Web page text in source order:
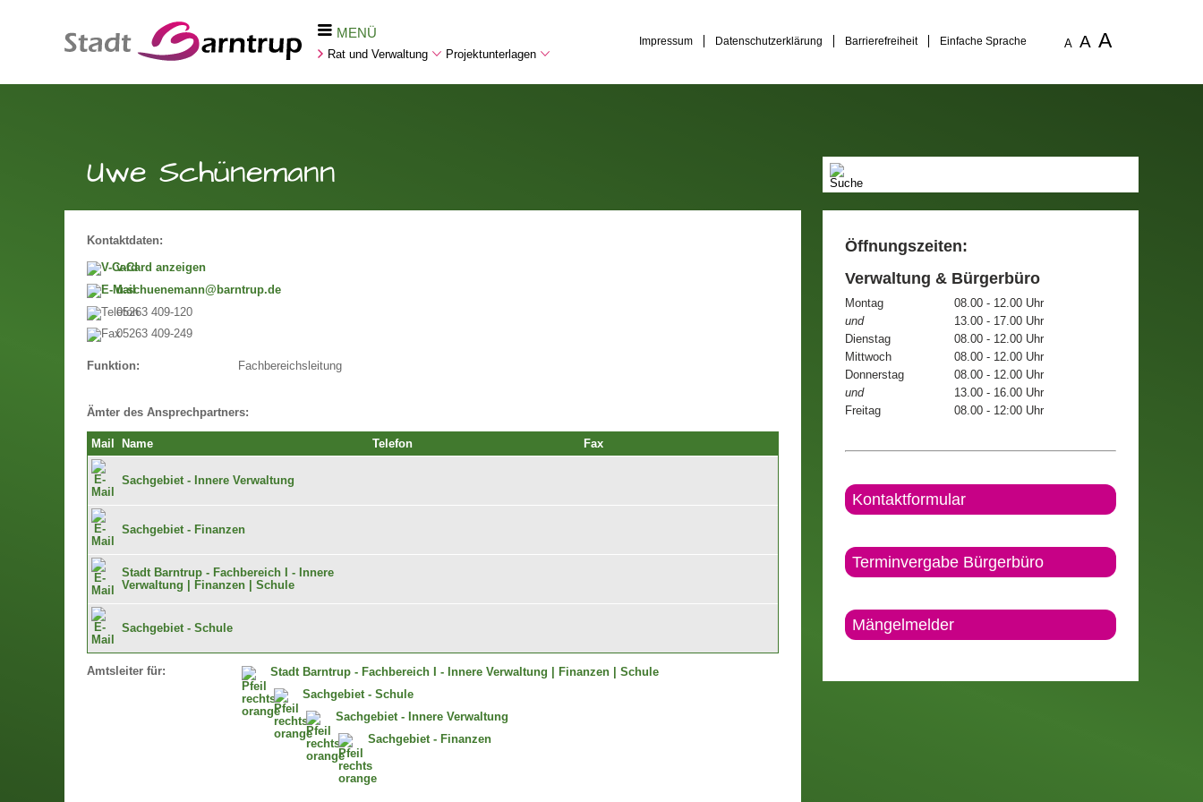
MENÜ
Rat und Verwaltung Projektunterlagen
Impressum Datenschutzerklärung Barrierefreiheit Einfache Sprache A A A
Uwe Schünemann
Kontaktdaten:
v-Card anzeigen
u.schuenemann@barntrup.de
05263 409-120
05263 409-249
Funktion: Fachbereichsleitung
Ämter des Ansprechpartners:
Mail Name Telefon Fax
Sachgebiet - Innere Verwaltung
Sachgebiet - Finanzen
Stadt Barntrup - Fachbereich I - Innere
Verwaltung | Finanzen | Schule
Sachgebiet - Schule
Amtsleiter für:
Stadt Barntrup - Fachbereich I - Innere Verwaltung | Finanzen | Schule
Sachgebiet - Schule
Sachgebiet - Innere Verwaltung
Sachgebiet - Finanzen
Öffnungszeiten:
Verwaltung & Bürgerbüro
Montag
08.00 - 12.00 Uhr
und
13.00 - 17.00 Uhr
Dienstag
08.00 - 12.00 Uhr
Mittwoch
08.00 - 12.00 Uhr
Donnerstag
08.00 - 12.00 Uhr
und
13.00 - 16.00 Uhr
Freitag
08.00 - 12:00 Uhr
Kontaktformular
Terminvergabe Bürgerbüro
Mängelmelder